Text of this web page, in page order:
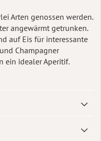
Arten genossen werden.
angewärmt getrunken.
auf Eis für interessante
Champagner
ein idealer Aperitif.